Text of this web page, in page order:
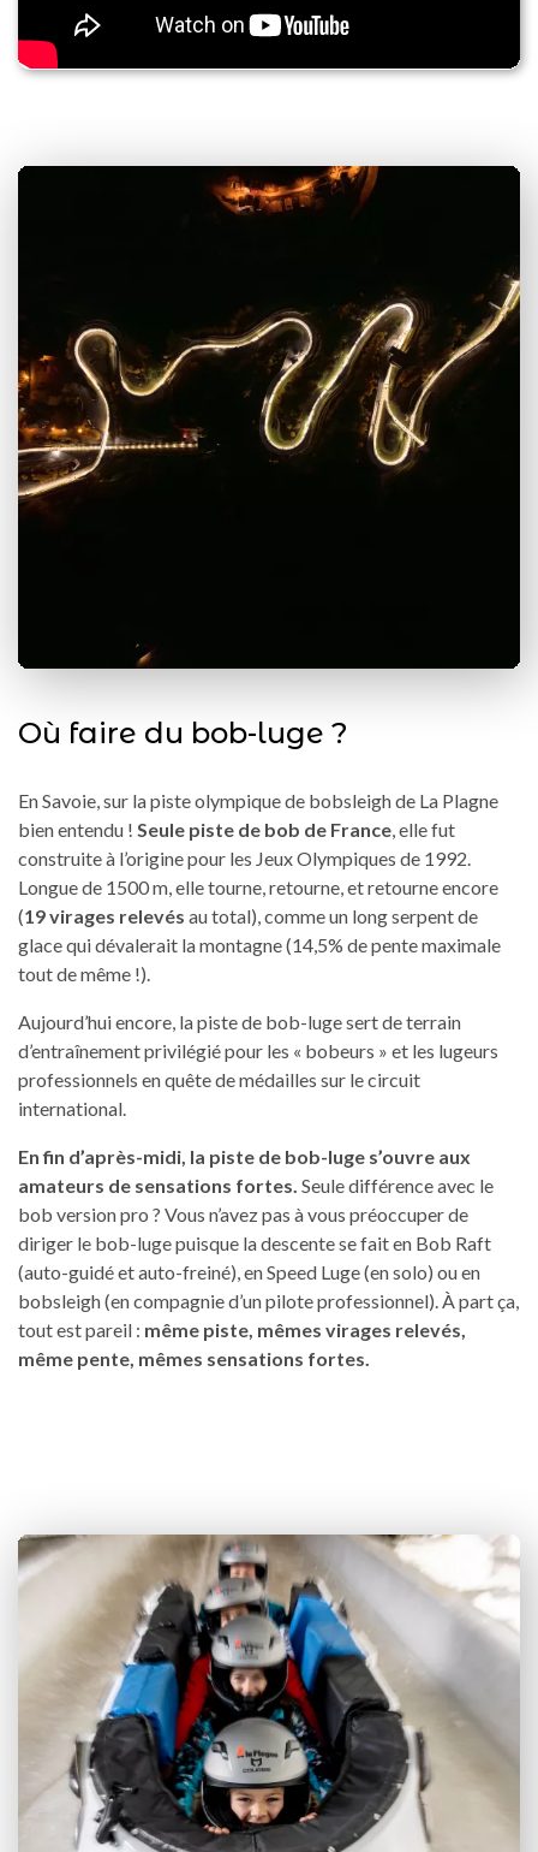
Où faire du bob-luge ?
En Savoie, sur la piste olympique de bobsleigh de La Plagne
bien entendu ! Seule piste de bob de France , elle fut
construite à l’origine pour les Jeux Olympiques de 1992.
Longue de 1500 m, elle tourne, retourne, et retourne encore
(19 virages relevés au total), comme un long serpent de
glace qui dévalerait la montagne (14,5% de pente maximale
tout de même !).
Aujourd’hui encore, la piste de bob-luge sert de terrain
d’entraînement privilégié pour les « bobeurs » et les lugeurs
professionnels en quête de médailles sur le circuit
international.
En fin d’après-midi, la piste de bob-luge s’ouvre aux
amateurs de sensations fortes. Seule différence avec le
bob version pro ? Vous n’avez pas à vous préoccuper de
diriger le bob-luge puisque la descente se fait en Bob Raft
(auto-guidé et auto-freiné), en Speed Luge (en solo) ou en
bobsleigh (en compagnie d’un pilote professionnel). À part ça,
tout est pareil : même piste, mêmes virages relevés,
même pente, mêmes sensations fortes.